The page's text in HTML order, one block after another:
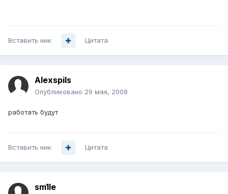
Вставить ник Цитата
Alexspils
Опубликовано 29 мая, 2008
работать будут
Вставить ник Цитата
sm1le